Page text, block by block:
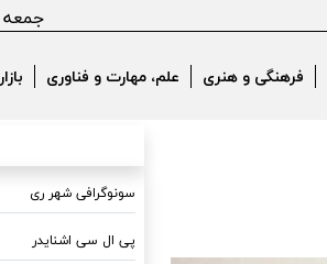
جمعه ۱۶ مرداد ۱۴۰۵ ۱۷:۵۲ ب ظ
فرهنگی و هنری علم، مهارت و فناوری بازار
سونوگرافی شهر ری
پی ال سی اشنایدر